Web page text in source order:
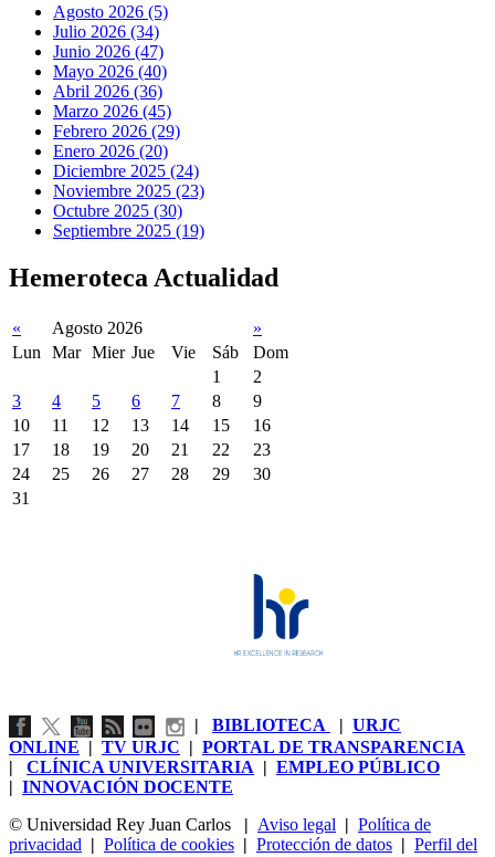
Agosto 2026 (5)
Julio 2026 (34)
Junio 2026 (47)
Mayo 2026 (40)
Abril 2026 (36)
Marzo 2026 (45)
Febrero 2026 (29)
Enero 2026 (20)
Diciembre 2025 (24)
Noviembre 2025 (23)
Octubre 2025 (30)
Septiembre 2025 (19)
Hemeroteca Actualidad
« Agosto 2026
»
Lun
Mar Mier Jue Vie Sáb
Dom
1
2
3
4 5 6 7 8
9
10
11 12 13 14 15
16
17
18 19 20 21 22
23
24
25 26 27 28 29
30
31
| BIBLIOTECA | URJC
ONLINE | TV URJC | PORTAL DE TRANSPARENCIA
| CLÍNICA UNIVERSITARIA | EMPLEO PÚBLICO
| INNOVACIÓN DOCENTE
© Universidad Rey Juan Carlos
| Aviso legal | Política de
privacidad | Política de cookies | Protección de datos | Perfil del